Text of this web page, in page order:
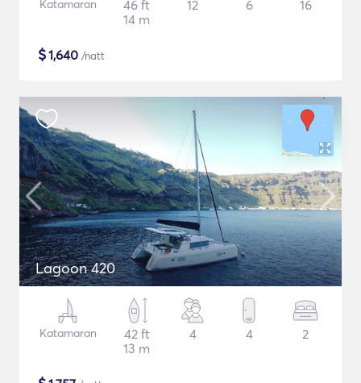
Katamaran
46 ft
14 m
12 6 16
$1,640 /natt
Lagoon 420
Katamaran
42 ft
13 m
4 4 2